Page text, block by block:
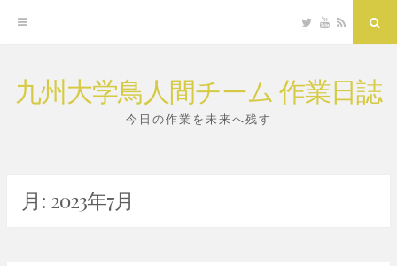
Skip
Twitter
YouTube
RSS
九州大学鳥人間チーム 作業日誌
今日の作業を未来へ残す
月: 2023年7月